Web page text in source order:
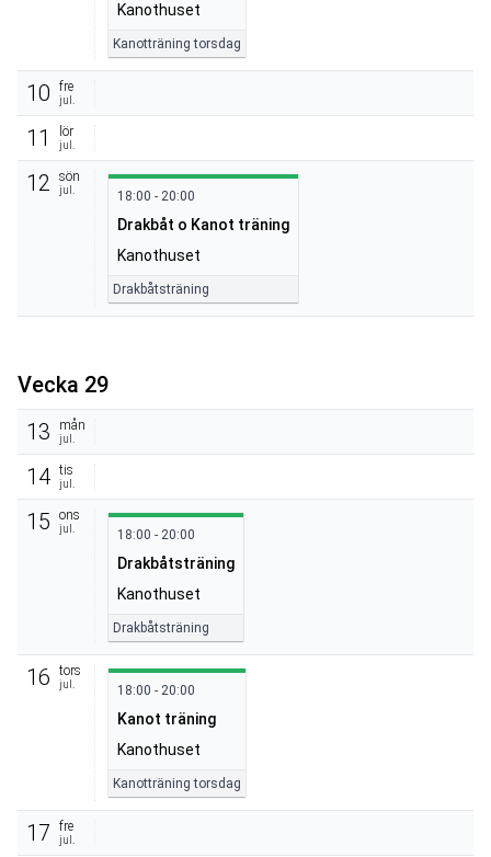
Kanothuset
Kanotträning torsdag
10 fre
jul.
11 lör
jul.
12 sön
jul. 18:00 - 20:00
Drakbåt o Kanot träning
Kanothuset
Drakbåtsträning
Vecka 29
13
mån
jul.
14 tis
jul.
15 ons
jul. 18:00 - 20:00
Drakbåtsträning
Kanothuset
Drakbåtsträning
16 tors
jul. 18:00 - 20:00
Kanot träning
Kanothuset
Kanotträning torsdag
17 fre
jul.